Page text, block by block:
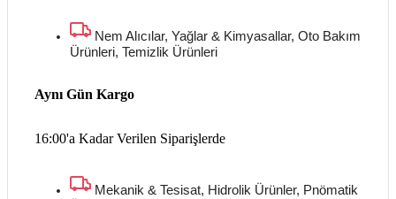
Nem Alıcılar, Yağlar & Kimyasallar, Oto Bakım
Ürünleri, Temizlik Ürünleri
16:00'a Kadar Verilen Siparişlerde
Aynı Gün Kargo
Mekanik & Tesisat, Hidrolik Ürünler, Pnömatik